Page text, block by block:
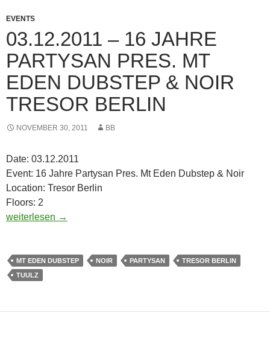
EVENTS
03.12.2011 – 16 JAHRE
PARTYSAN PRES. MT
EDEN DUBSTEP & NOIR
TRESOR BERLIN
NOVEMBER 30, 2011 BB
Date: 03.12.2011
Event: 16 Jahre Partysan Pres. Mt Eden Dubstep & Noir
Location: Tresor Berlin
Floors: 2
03.12.2011 – 16 Jahre Partysan Pres. Mt Eden Dubstep &
weiterlesen →
MT EDEN DUBSTEP NOIR PARTYSAN
TRESOR BERLIN
TUULZ